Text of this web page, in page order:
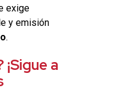
exige
y emisión
.
a